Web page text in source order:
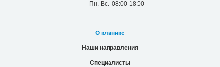
Пн.-Вс.: 08:00-18:00
О клинике
Наши направления
Специалисты